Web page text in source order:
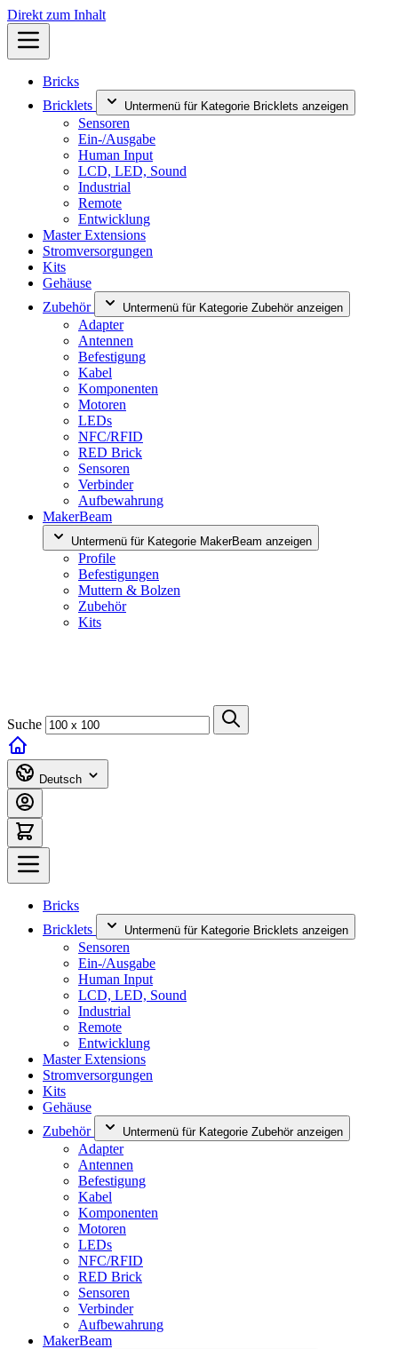
Direkt zum Inhalt
Bricks
Bricklets
Untermenü für Kategorie Bricklets anzeigen
Sensoren
Ein-/Ausgabe
Human Input
LCD, LED, Sound
Industrial
Remote
Entwicklung
Master Extensions
Stromversorgungen
Kits
Gehäuse
Zubehör
Untermenü für Kategorie Zubehör anzeigen
Adapter
Antennen
Befestigung
Kabel
Komponenten
Motoren
LEDs
NFC/RFID
RED Brick
Sensoren
Verbinder
Aufbewahrung
MakerBeam
Untermenü für Kategorie MakerBeam anzeigen
Profile
Befestigungen
Muttern & Bolzen
Zubehör
Kits
Suche
Deutsch
Bricks
Bricklets
Untermenü für Kategorie Bricklets anzeigen
Sensoren
Ein-/Ausgabe
Human Input
LCD, LED, Sound
Industrial
Remote
Entwicklung
Master Extensions
Stromversorgungen
Kits
Gehäuse
Zubehör
Untermenü für Kategorie Zubehör anzeigen
Adapter
Antennen
Befestigung
Kabel
Komponenten
Motoren
LEDs
NFC/RFID
RED Brick
Sensoren
Verbinder
Aufbewahrung
MakerBeam